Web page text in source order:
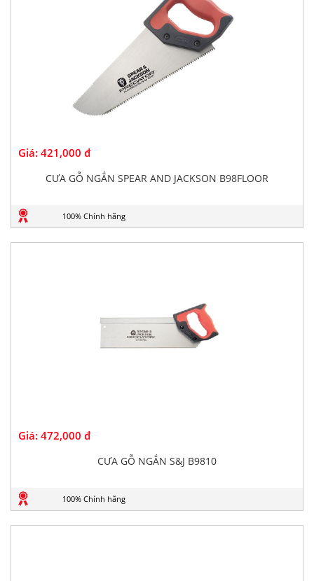
Giá: 421,000 đ
CƯA GỖ NGẮN SPEAR AND JACKSON B98FLOOR
100% Chính hãng
Giá: 472,000 đ
CƯA GỖ NGẮN S&J B9810
100% Chính hãng